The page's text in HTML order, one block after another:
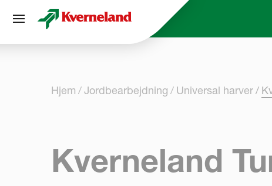
Hjem Jordbearbejdning Universal harver
Kverneland
CCookie-styringspanel